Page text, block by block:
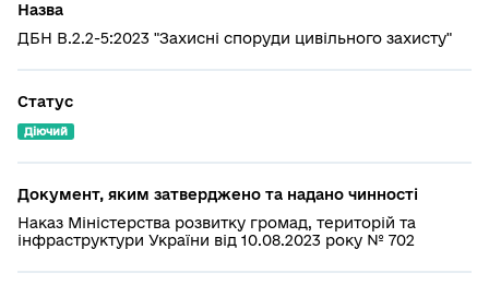
Назва
ДБН В.2.2-5:2023 "Захисні споруди цивільного захисту"
Статус
Діючий
Документ, яким затверджено та надано чинності
Наказ Міністерства розвитку громад, територій та
інфраструктури України від 10.08.2023 року № 702